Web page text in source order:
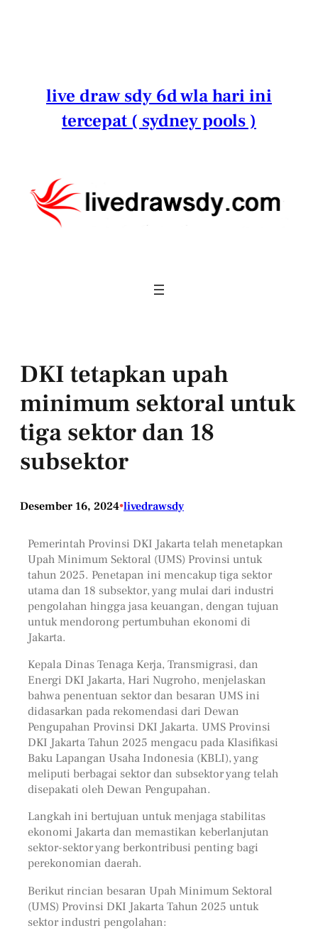
live draw sdy 6d wla hari ini
tercepat ( sydney pools )
DKI tetapkan upah
minimum sektoral untuk
tiga sektor dan 18
subsektor
Desember 16, 2024•livedrawsdy
Pemerintah Provinsi DKI Jakarta telah menetapkan
Upah Minimum Sektoral (UMS) Provinsi untuk
tahun 2025. Penetapan ini mencakup tiga sektor
utama dan 18 subsektor, yang mulai dari industri
pengolahan hingga jasa keuangan, dengan tujuan
untuk mendorong pertumbuhan ekonomi di
Jakarta.
Kepala Dinas Tenaga Kerja, Transmigrasi, dan
Energi DKI Jakarta, Hari Nugroho, menjelaskan
bahwa penentuan sektor dan besaran UMS ini
didasarkan pada rekomendasi dari Dewan
Pengupahan Provinsi DKI Jakarta. UMS Provinsi
DKI Jakarta Tahun 2025 mengacu pada Klasifikasi
Baku Lapangan Usaha Indonesia (KBLI), yang
meliputi berbagai sektor dan subsektor yang telah
disepakati oleh Dewan Pengupahan.
Langkah ini bertujuan untuk menjaga stabilitas
ekonomi Jakarta dan memastikan keberlanjutan
sektor-sektor yang berkontribusi penting bagi
perekonomian daerah.
Berikut rincian besaran Upah Minimum Sektoral
(UMS) Provinsi DKI Jakarta Tahun 2025 untuk
sektor industri pengolahan: